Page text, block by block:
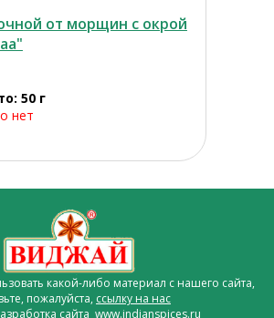
от морщин с окрой
50 г
нет
какой-либо материал с нашего сайта,
пожалуйста, ссылку на нас
сайта www.indianspices.ru